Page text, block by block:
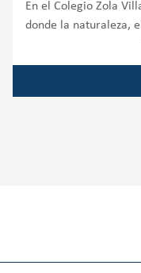
En el Colegio Zola
donde la naturaleza,
un espacio de